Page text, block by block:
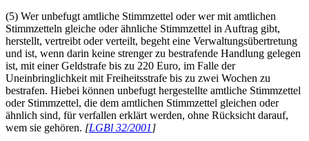
(5) Wer unbefugt amtliche Stimmzettel oder wer mit amtlichen
Stimmzetteln gleiche oder ähnliche Stimmzettel in Auftrag gibt,
herstellt, vertreibt oder verteilt, begeht eine Verwaltungsübertretung
und ist, wenn darin keine strenger zu bestrafende Handlung gelegen
ist, mit einer Geldstrafe bis zu 220 Euro, im Falle der
Uneinbringlichkeit mit Freiheitsstrafe bis zu zwei Wochen zu
bestrafen. Hiebei können unbefugt hergestellte amtliche Stimmzettel
oder Stimmzettel, die dem amtlichen Stimmzettel gleichen oder
ähnlich sind, für verfallen erklärt werden, ohne Rücksicht darauf,
wem sie gehören. [LGBl 32/2001 ]